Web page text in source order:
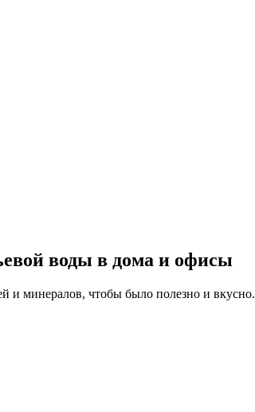
воды в дома и офисы
и минералов, чтобы было полезно и вкусно.